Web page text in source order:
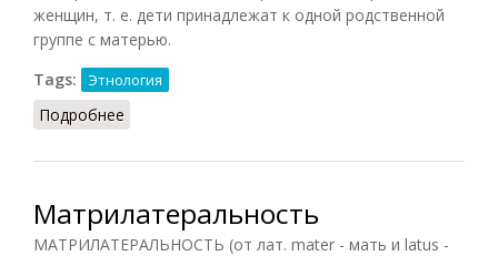
женщин, т. е. дети принадлежат к одной родственной
группе с матерью.
Tags:
Этнология
Подробнее
Матрилатеральность
МАТРИЛАТЕРАЛЬНОСТЬ (от лат. mater - мать и latus -